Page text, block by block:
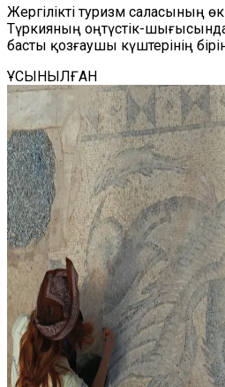
Жергілікті туризм саласының
Түркияның оңтүстік-
басты қозғаушы күштерінің
ҰСЫНЫЛҒАН